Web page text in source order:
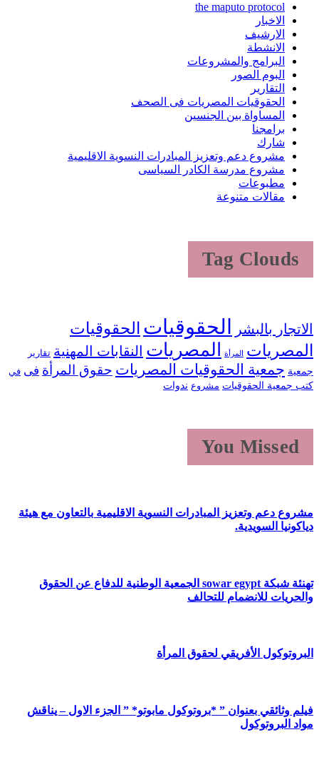
the maputo protocol
الاخبار
الارشيف
الانشطة
البرامج والمشروعات
البوم الصور
التقارير
الحقوقيات المصريات فى الصحف
المساواة بين الجنسين
برامجنا
شارك
مشروع دعم وتعزيز المبادرات النسوية الاقليمية
مشروع مدرسة الكادر السياسى
مطبوعات
مقالات متنوعة
Tag Clouds
الاتجار بالبشر الحقوقيات الحقوقيات
المصريات
المرأة المصريات النقابات المهنية تقارير
جمعية جمعية الحقوقيات المصريات حقوق المرأة فى في
كتب جمعية الحقوقيات مشروع ندوات
You Missed
مشروع دعم وتعزيز المبادرات النسوية الاقليمية بالتعاون مع هيئة
دياكونيا السويدية.
تهنئة شبكة sowar egypt الجمعية الوطنية للدفاع عن الحقوق
والحريات للانضمام للتحالف
البروتوكول الأفريقي لحقوق المرأة
فيلم وثائقي بعنوان ” *بروتوكول مابوتو* ” الجزء الاول – يناقش
مواد البروتوكول